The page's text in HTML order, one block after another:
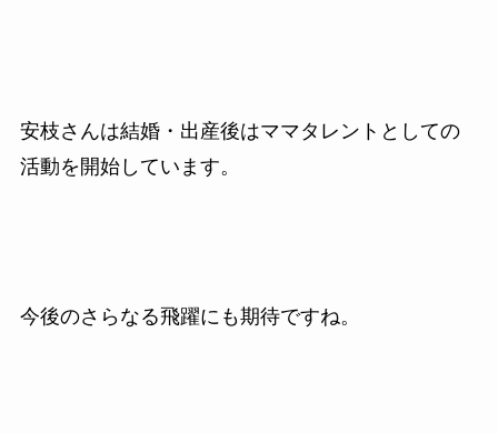
安枝さんは結婚・出産後はママタレントとしての
活動を開始しています。
今後のさらなる飛躍にも期待ですね。